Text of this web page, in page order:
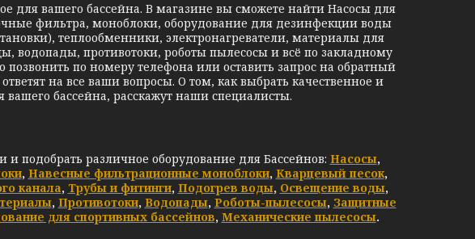
вашего бассейна. В магазине вы сможете найти Насосы для
фильтра, моноблоки, оборудование для дезинфекции воды
теплообменники, электронагреватели, материалы для
водопады, противотоки, роботы пылесосы и всё по закладному
по номеру телефона или оставить запрос на обратный
на все ваши вопросы. О том, как выбрать качественное и
бассейна, расскажут наши специалисты.
подобрать различное оборудование для Бассейнов: Насосы,
, Навесные фильтрационные моноблоки, Кварцевый песок,
канала, Трубы и фитинги, Подогрев воды, Освещение воды,
, Противотоки, Водопады, Роботы-пылесосы, Защитные
для спортивных бассейнов, Механические пылесосы.